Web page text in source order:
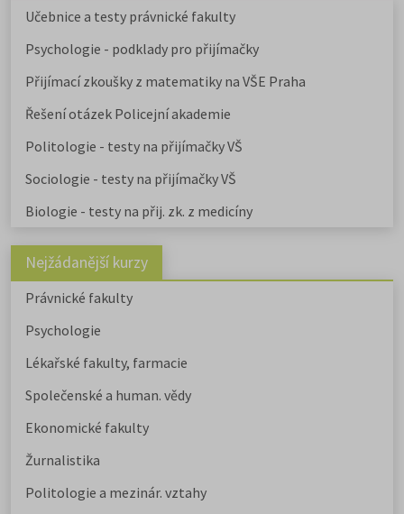
Učebnice a testy právnické fakulty
Psychologie - podklady pro přijímačky
Přijímací zkoušky z matematiky na VŠE Praha
Řešení otázek Policejní akademie
Politologie - testy na přijímačky VŠ
Sociologie - testy na přijímačky VŠ
Biologie - testy na přij. zk. z medicíny
Nejžádanější kurzy
Právnické fakulty
Psychologie
Lékařské fakulty, farmacie
Společenské a human. vědy
Ekonomické fakulty
Žurnalistika
Politologie a mezinár. vztahy